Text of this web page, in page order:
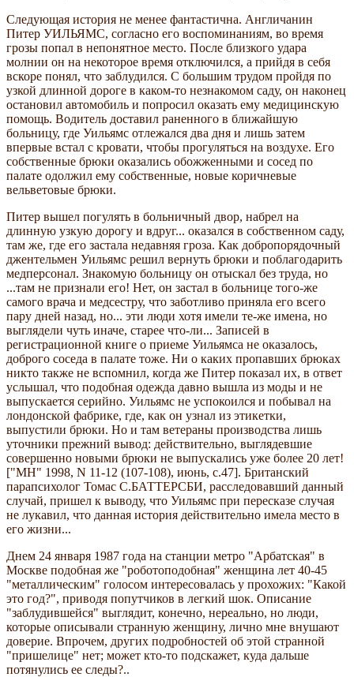
Следующая история не менее фантастична. Англичанин
Питер УИЛЬЯМС, согласно его воспоминаниям, во время
грозы попал в непонятное место. После близкого удара
молнии он на некоторое время отключился, а прийдя в себя
вскоре понял, что заблудился. С большим трудом пройдя по
узкой длинной дороге в каком-то незнакомом саду, он наконец
остановил автомобиль и попросил оказать ему медицинскую
помощь. Водитель доставил раненного в ближайшую
больницу, где Уильямс отлежался два дня и лишь затем
впервые встал с кровати, чтобы прогуляться на воздухе. Его
собственные брюки оказались обожженными и сосед по
палате одолжил ему собственные, новые коричневые
вельветовые брюки.
Питер вышел погулять в больничный двор, набрел на
длинную узкую дорогу и вдруг... оказался в собственном саду,
там же, где его застала недавняя гроза. Как добропорядочный
джентельмен Уильямс решил вернуть брюки и поблагодарить
медперсонал. Знакомую больницу он отыскал без труда, но
...там не признали его! Нет, он застал в больнице того-же
самого врача и медсестру, что заботливо приняла его всего
пару дней назад, но... эти люди хотя имели те-же имена, но
выглядели чуть иначе, старее что-ли... Записей в
регистрационной книге о приеме Уильямса не оказалось,
доброго соседа в палате тоже. Ни о каких пропавших брюках
никто также не вспомнил, когда же Питер показал их, в ответ
услышал, что подобная одежда давно вышла из моды и не
выпускается серийно. Уильямс не успокоился и побывал на
лондонской фабрике, где, как он узнал из этикетки,
выпустили брюки. Но и там ветераны производства лишь
уточники прежний вывод: действительно, выглядевшие
совершенно новыми брюки не выпускались уже более 20 лет!
["МН" 1998, N 11-12 (107-108), июнь, с.47]. Британский
парапсихолог Томас С.БАТТЕРСБИ, расследовавший данный
случай, пришел к выводу, что Уильямс при пересказе случая
не лукавил, что данная история действительно имела место в
его жизни...
Днем 24 января 1987 года на станции метро "Арбатская" в
Москве подобная же "роботоподобная" женщина лет 40-45
"металлическим" голосом интересовалась у прохожих: "Какой
это год?", приводя попутчиков в легкий шок. Описание
"заблудившейся" выглядит, конечно, нереально, но люди,
которые описывали странную женщину, лично мне внушают
доверие. Впрочем, других подробностей об этой странной
"пришелице" нет; может кто-то подскажет, куда дальше
потянулись ее следы?..